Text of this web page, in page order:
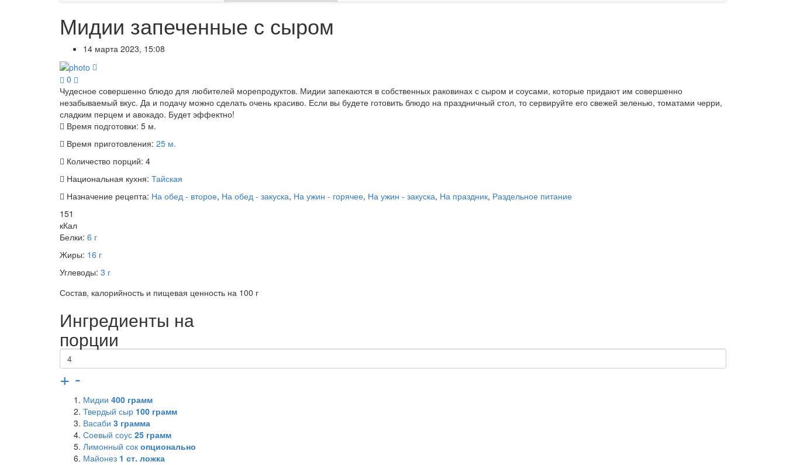
Мидии запеченные с сыром
14 марта 2023, 15:08
0
Чудесное совершенно блюдо для любителей морепродуктов. Мидии запекаются в собственных раковинах с сыром и соусами, которые придают им совершенно
незабываемый вкус. Да и подачу можно сделать очень красиво. Если вы будете готовить блюдо на праздничный стол, то сервируйте его свежей зеленью, томатами черри,
сладким перцем и авокадо. Будет эффектно!
Время подготовки: 5 м.
Время приготовления: 25 м.
Количество порций: 4
Национальная кухня: Тайская
Назначение рецепта: На обед - второе, На обед - закуска, На ужин - горячее, На ужин - закуска, На праздник, Раздельное питание
151
кКал
Белки: 6 г
Жиры: 16 г
Углеводы: 3 г
Состав, калорийность и пищевая ценность на 100 г
Ингредиенты на
порции
+ -
Мидии 400 грамм
Твердый сыр 100 грамм
Васаби 3 грамма
Соевый соус 25 грамм
Лимонный сок опционально
Майонез 1 ст. ложка